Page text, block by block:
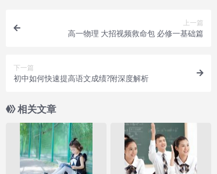
上一篇
高一物理 大招视频救命包 必修一基础篇
下一篇
初中如何快速提高语文成绩?附深度解析
相关文章